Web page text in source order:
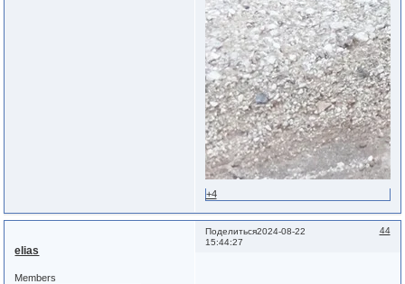
+4
Поделиться 44
2024-08-22
15:44:27
elias
Members